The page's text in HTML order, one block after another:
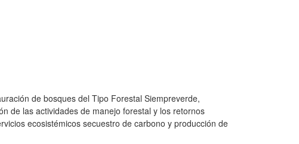
de bosques del Tipo Forestal Siempreverde,
de las actividades de manejo forestal y los retornos
ecosistémicos secuestro de carbono y producción de